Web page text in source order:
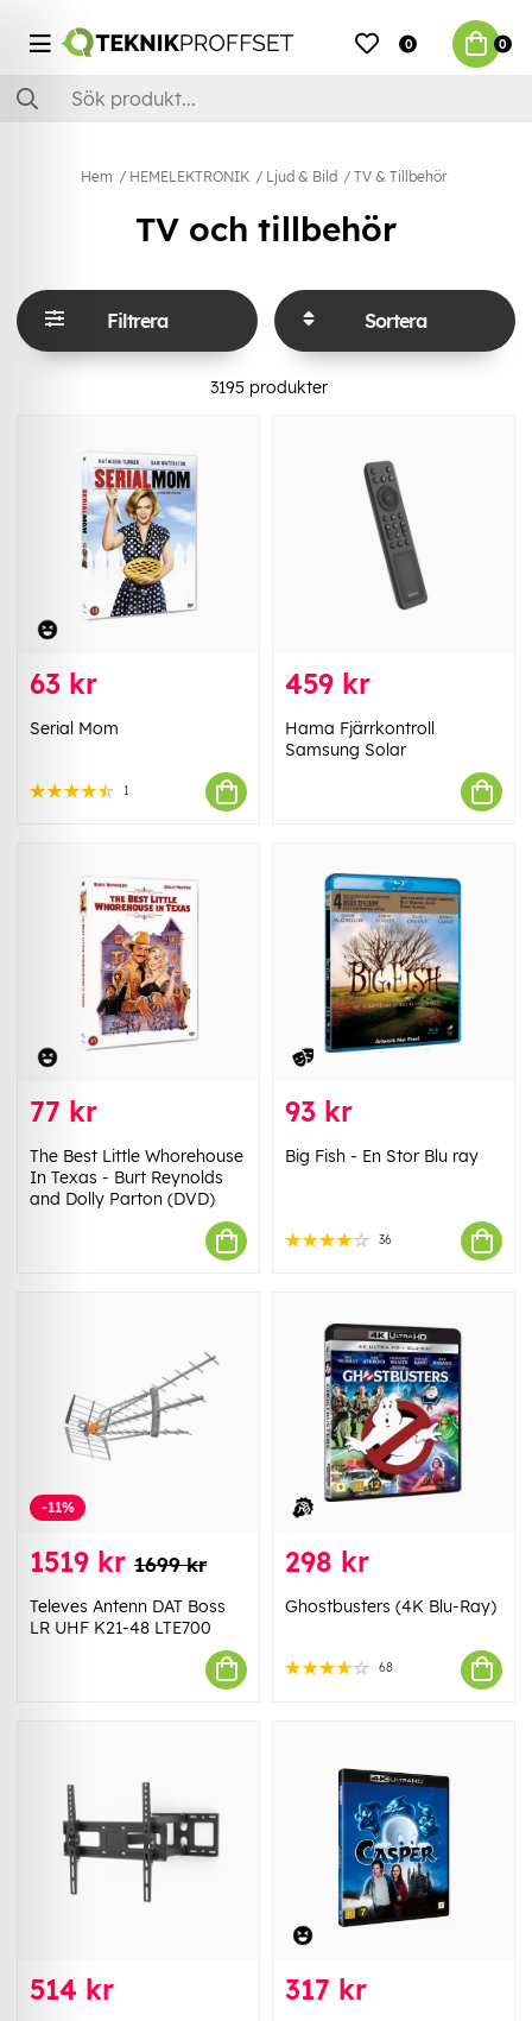
0 0
Hem HEMELEKTRONIK Ljud & Bild TV & Tillbehör
TV och tillbehör
Filtrera Sortera
3195 produkter
63 kr
Serial Mom
1
459 kr
Hama Fjärrkontroll
Samsung Solar
77 kr
The Best Little Whorehouse
In Texas - Burt Reynolds
and Dolly Parton (DVD)
93 kr
Big Fish - En Stor Blu ray
36
-11%
1519 kr 1699 kr
Televes Antenn DAT Boss
LR UHF K21-48 LTE700
298 kr
Ghostbusters (4K Blu-Ray)
68
514 kr 317 kr